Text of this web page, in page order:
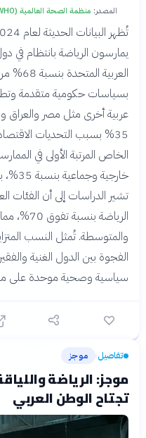
منظمة الصحة العالمية (WHO) والمكاتب الإحصائية الوطنية للدول العربية
تُظهر
الرياضة بانتظام في دول
حكومية متقدمة وتطوير
بسبب التحديات الاقتصادية
الرياضة بنسبة تفوق
تُمثل النسب المتزايدة في
بين الدول الغنية والفقيرة
وصحية موحدة على مستوى
موجز
الرياضة واللياقة
الوطن العربي